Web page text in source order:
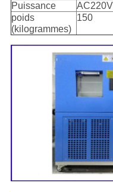
Puissance
poids
(kilogrammes)
150